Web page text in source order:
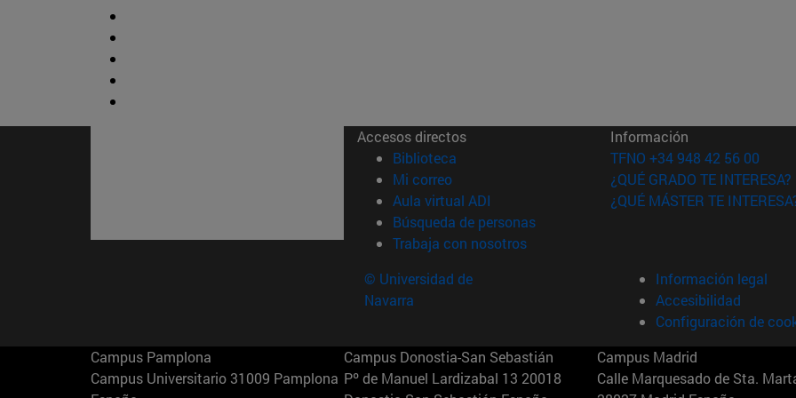
Accesos directos
Biblioteca (abre en nueva ventana)
Mi correo(abre en nueva ventana)
Aula virtual ADI (abre en nueva ventana)
Búsqueda de personas(abre en nueva ventana)
Trabaja con nosotros(abre en nueva ventana)
Información
TFNO +34 948 42 56 00
¿QUÉ GRADO TE INTERESA?
¿QUÉ MÁSTER TE
© Universidad de
Navarra
Información legal
Accesibilidad
Configuración de
Campus Pamplona
Campus Universitario 31009 Pamplona
Campus Donostia-San Sebastián
Pº de Manuel Lardizabal 13 20018
Campus Madrid
Calle Marquesado de Sta.